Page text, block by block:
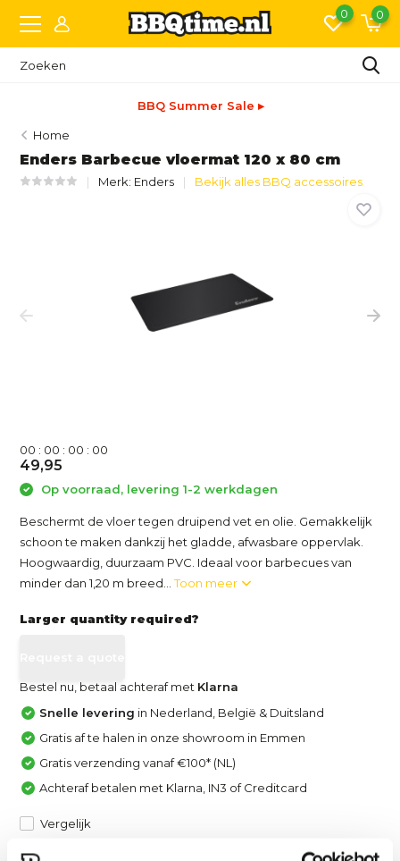
0 0
BBQ Summer Sale ▸
Home
Enders Barbecue vloermat 120 x 80 cm
Merk: Enders Bekijk alles BBQ accessoires
00 : 00 : 00 : 00
49,95
Op voorraad, levering 1-2 werkdagen
Beschermt de vloer tegen druipend vet en olie. Gemakkelijk
schoon te maken dankzij het gladde, afwasbare oppervlak.
Hoogwaardig, duurzaam PVC. Ideaal voor barbecues van
minder dan 1,20 m breed...Toon meer
Larger quantity required?
Bestel nu, betaal achteraf met Klarna
Snelle levering in Nederland, België & Duitsland
Gratis af te halen in onze showroom in Emmen
Gratis verzending vanaf €100* (NL)
Achteraf betalen met Klarna, IN3 of Creditcard
Vergelijk